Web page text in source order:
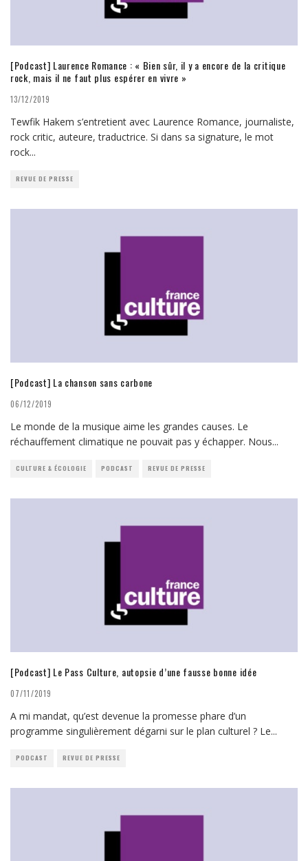
[Podcast] Laurence Romance : « Bien sûr, il y a encore de la critique
rock, mais il ne faut plus espérer en vivre »
13/12/2019
Tewfik Hakem s’entretient avec Laurence Romance, journaliste,
rock critic, auteure, traductrice. Si dans sa signature, le mot
rock...
REVUE DE PRESSE
[Podcast] La chanson sans carbone
06/12/2019
Le monde de la musique aime les grandes causes. Le
réchauffement climatique ne pouvait pas y échapper. Nous...
CULTURE & ÉCOLOGIE PODCAST REVUE DE PRESSE
[Podcast] Le Pass Culture, autopsie d’une fausse bonne idée
07/11/2019
A mi mandat, qu’est devenue la promesse phare d’un
programme singulièrement dégarni sur le plan culturel ? Le...
PODCAST REVUE DE PRESSE